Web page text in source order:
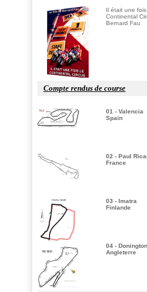
Il était une fois
Continental
Bernard Fau
Compte rendus de course
01 - Valencia
Spain
02 - Paul
France
03 - Imatra
Finlande
04 - Donington
Angleterre